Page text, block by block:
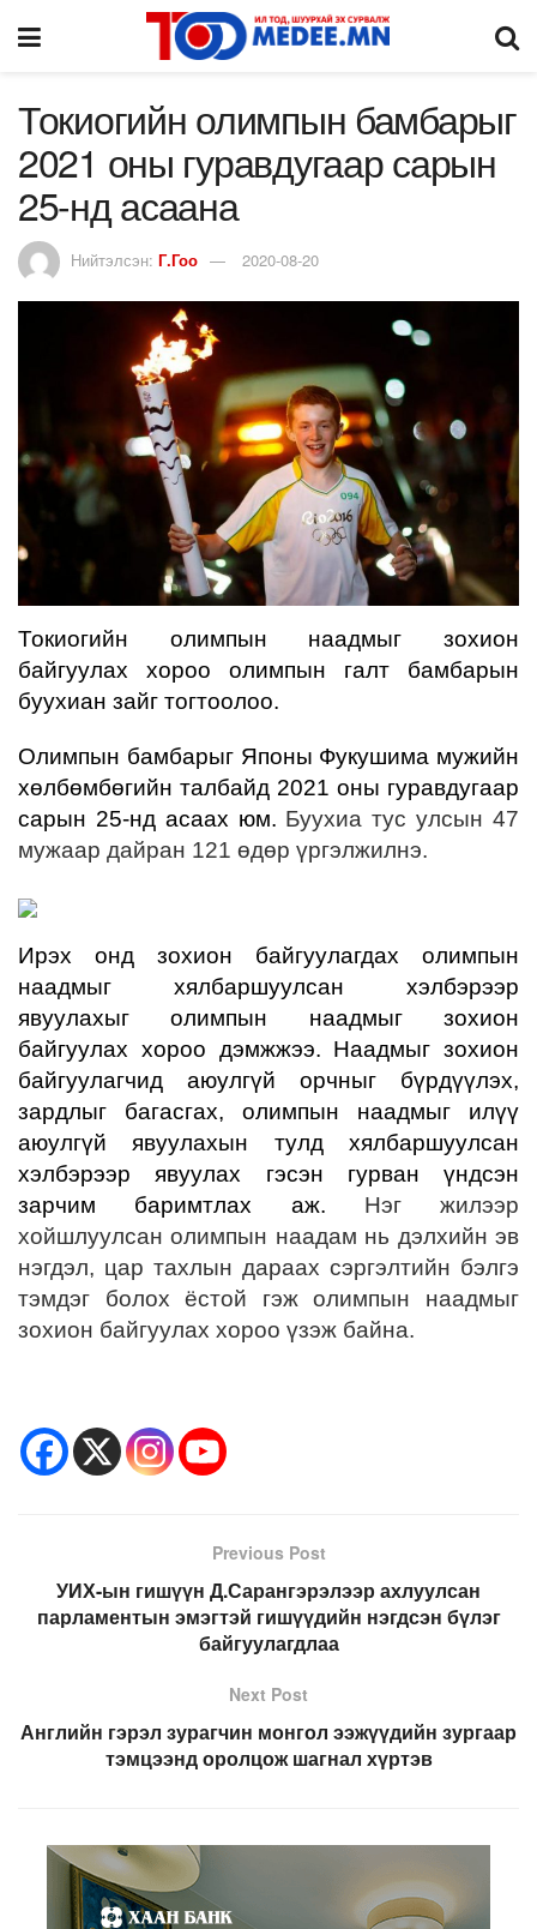
Токиогийн олимпын бамбарыг
2021 оны гуравдугаар сарын
25-нд асаана
Нийтэлсэн: Г.Гоо 2020-08-20
Токиогийн олимпын наадмыг зохион
байгуулах хороо олимпын галт бамбарын
буухиан зайг тогтоолоо.
Олимпын бамбарыг Японы Фукушима мужийн
хөлбөмбөгийн талбайд 2021 оны гуравдугаар
сарын 25-нд асаах юм. Буухиа тус улсын 47
мужаар дайран 121 өдөр үргэлжилнэ.
Ирэх онд зохион байгуулагдах олимпын
наадмыг хялбаршуулсан хэлбэрээр
явуулахыг олимпын наадмыг зохион
байгуулах хороо дэмжжээ. Наадмыг зохион
байгуулагчид аюулгүй орчныг бүрдүүлэх,
зардлыг багасгах, олимпын наадмыг илүү
аюулгүй явуулахын тулд хялбаршуулсан
хэлбэрээр явуулах гэсэн гурван үндсэн
зарчим баримтлах аж. Нэг жилээр
хойшлуулсан олимпын наадам нь дэлхийн эв
нэгдэл, цар тахлын дараах сэргэлтийн бэлгэ
тэмдэг болох ёстой гэж олимпын наадмыг
зохион байгуулах хороо үзэж байна.
Previous Post
УИХ-ын гишүүн Д.Сарангэрэлээр ахлуулсан
парламентын эмэгтэй гишүүдийн нэгдсэн бүлэг
байгуулагдлаа
Next Post
Английн гэрэл зурагчин монгол ээжүүдийн зургаар
тэмцээнд оролцож шагнал хүртэв